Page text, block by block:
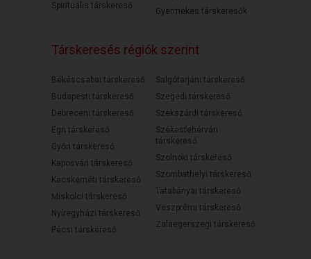
Spirituális társkereső
Gyermekes társkeresők
Társkeresés régiók szerint
Békéscsabai társkereső
Budapesti társkereső
Debreceni társkereső
Egri társkereső
Győri társkereső
Kaposvári társkereső
Kecskeméti társkereső
Miskolci társkereső
Nyíregyházi társkereső
Pécsi társkereső
Salgótarjáni társkereső
Szegedi társkereső
Szekszárdi társkereső
Székesfehérvári
társkereső
Szolnoki társkereső
Szombathelyi társkereső
Tatabányai társkereső
Veszprémi társkereső
Zalaegerszegi társkereső